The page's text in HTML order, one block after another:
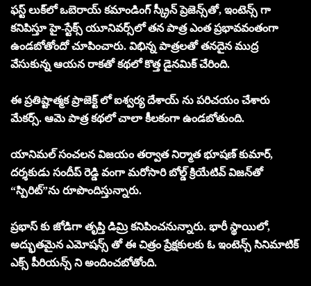
ఫస్ట్ లుక్‌లో ఒబెరాయ్ కమాండింగ్ స్క్రీన్ ప్రెజెన్స్‌తో, ఇంటెన్స్ గా
కనిపిస్తూ హై-స్టేక్స్ యూనివర్స్‌లో తన పాత్ర ఎంత ప్రభావవంతంగా
ఉండబోతోందో చూపించారు. విభిన్న పాత్రలతో తనదైన ముద్ర
వేసుకున్న ఆయన రాకతో కథలో కొత్త డైనమిక్ చేరింది.
ఈ ప్రతిష్టాత్మక ప్రాజెక్ట్‌ లో ఐశ్వర్య దేశాయ్‌ ను పరిచయం చేశారు
మేకర్స్. ఆమె పాత్ర కథలో చాలా కీలకంగా ఉండబోతుంది.
యానిమల్ సంచలన విజయం తర్వాత నిర్మాత భూషణ్ కుమార్,
దర్శకుడు సందీప్ రెడ్డి వంగా మరోసారి బోల్డ్ క్రియేటివ్ విజన్‌తో
“స్పిరిట్”ను రూపొందిస్తున్నారు.
ప్రభాస్ కు జోడిగా తృప్తి డిమ్రి కనిపించనున్నారు. భారీ స్థాయిలో,
అద్భుతమైన ఎమోషన్స్ తో ఈ చిత్రం ప్రేక్షకులకు ఓ ఇంటెన్స్ సినిమాటిక్
ఎక్స్ పీరియన్స్ ని అందించబోతోంది.